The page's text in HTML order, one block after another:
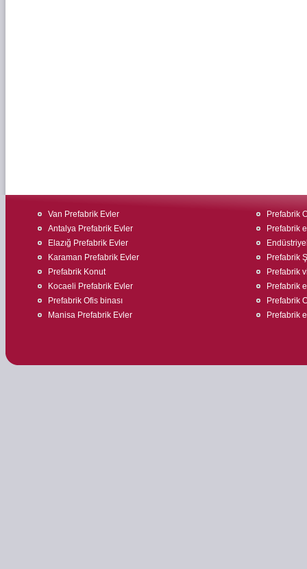
Van Prefabrik Evler
Antalya Prefabrik Evler
Elazığ Prefabrik Evler
Karaman Prefabrik Evler
Prefabrik Konut
Kocaeli Prefabrik Evler
Prefabrik Ofis binası
Manisa Prefabrik Evler
Prefabrik
Prefabrik
Prefabrik
Prefabrik
Prefabrik
Prefabrik
Prefabrik